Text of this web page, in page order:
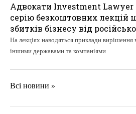
Адвокати Investment Lawyer
серію безкоштовних лекцій
збитків бізнесу від
На лекціях наводяться приклади
іншими державами та компаніями
Всі новини »